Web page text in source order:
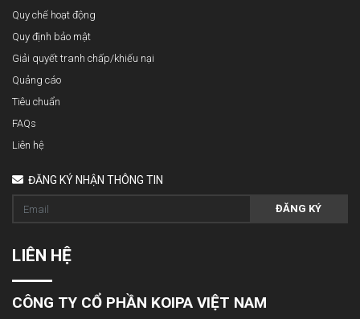
Quy chế hoạt động
Quy định bảo mật
Giải quyết tranh chấp/khiếu nại
Quảng cáo
Tiêu chuẩn
FAQs
Liên hệ
ĐĂNG KÝ NHẬN THÔNG TIN
ĐĂNG KÝ
LIÊN HỆ
CÔNG TY CỔ PHẦN KOIPA VIỆT NAM